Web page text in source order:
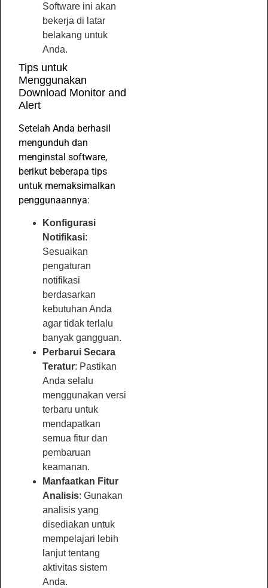
Software ini akan
bekerja di latar
belakang untuk
Anda.
Tips untuk
Menggunakan
Download Monitor and
Alert
Setelah Anda berhasil
mengunduh dan
menginstal software,
berikut beberapa tips
untuk memaksimalkan
penggunaannya:
Konfigurasi
Notifikasi:
Sesuaikan
pengaturan
notifikasi
berdasarkan
kebutuhan Anda
agar tidak terlalu
banyak gangguan.
Perbarui Secara
Teratur: Pastikan
Anda selalu
menggunakan versi
terbaru untuk
mendapatkan
semua fitur dan
pembaruan
keamanan.
Manfaatkan Fitur
Analisis: Gunakan
analisis yang
disediakan untuk
mempelajari lebih
lanjut tentang
aktivitas sistem
Anda.